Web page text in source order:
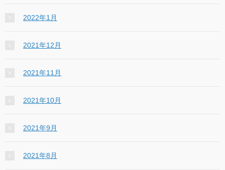
2022年1月
2021年12月
2021年11月
2021年10月
2021年9月
2021年8月